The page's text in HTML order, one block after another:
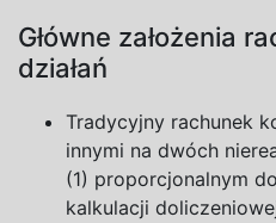
Główne założenia
działań
Tradycyjny rachunek
innymi na dwóch
(1) proporcjonalnym
kalkulacji